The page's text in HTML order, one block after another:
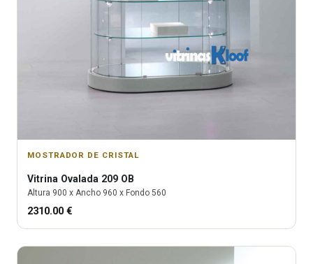
MOSTRADOR DE CRISTAL
Vitrina Ovalada 209 OB
Altura 900 x Ancho 960 x Fondo 560
2310.00 €